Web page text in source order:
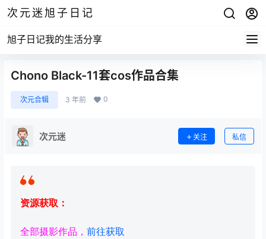
次元迷旭子日记
旭子日记我的生活分享
Chono Black-11套cos作品合集
次元合辑 3 年前 0
次元迷 关注 私信
资源获取：
全部摄影作品， 前往获取